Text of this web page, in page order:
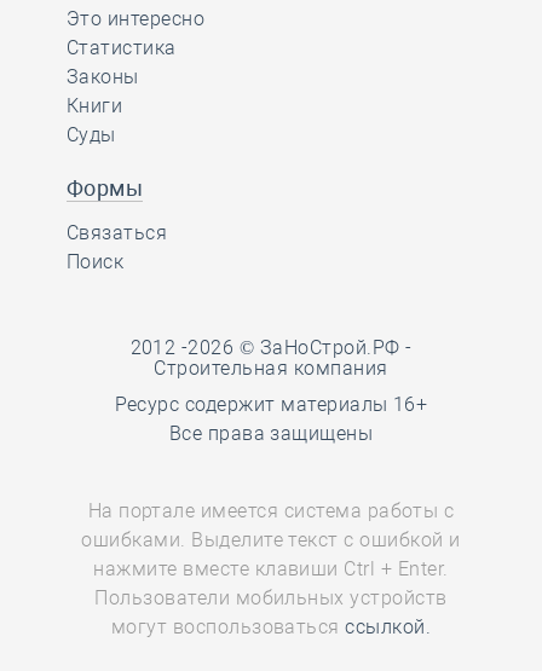
Это интересно
Статистика
Законы
Книги
Суды
Формы
Связаться
Поиск
2012 -2026 © ЗаНоСтрой.РФ -
Строительная компания
Ресурс содержит материалы 16+
Все права защищены
На портале имеется система работы с
ошибками. Выделите текст с ошибкой и
нажмите вместе клавиши Ctrl + Enter.
Пользователи мобильных устройств
могут воспользоватьсяссылкой.